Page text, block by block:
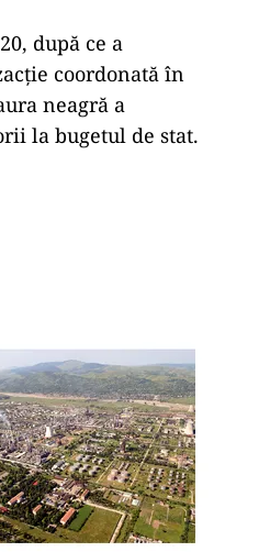
după ce a
coordonată în
neagră a
la bugetul de stat.